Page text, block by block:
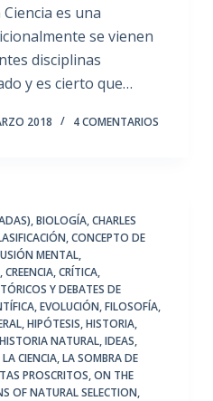
es una
se vienen
disciplinas
y es cierto que…
2018 4 COMENTARIOS
,BIOLOGÍA,CHARLES
,CONCEPTO DE
MENTAL,
,CREENCIA,CRÍTICA,
Y DEBATES DE
,EVOLUCIÓN,FILOSOFÍA,
,HIPÓTESIS,HISTORIA,
HISTORIA NATURAL,IDEAS,
CIENCIA,LA SOMBRA DE
PROSCRITOS,ON THE
OF NATURAL SELECTION,